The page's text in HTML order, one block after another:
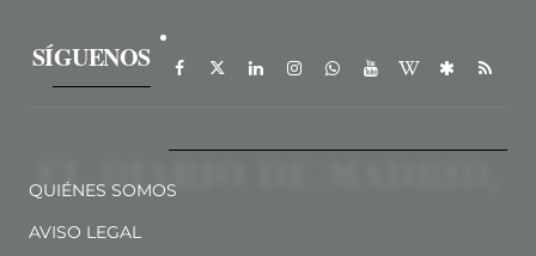
SÍGUENOS
QUIÉNES SOMOS
AVISO LEGAL